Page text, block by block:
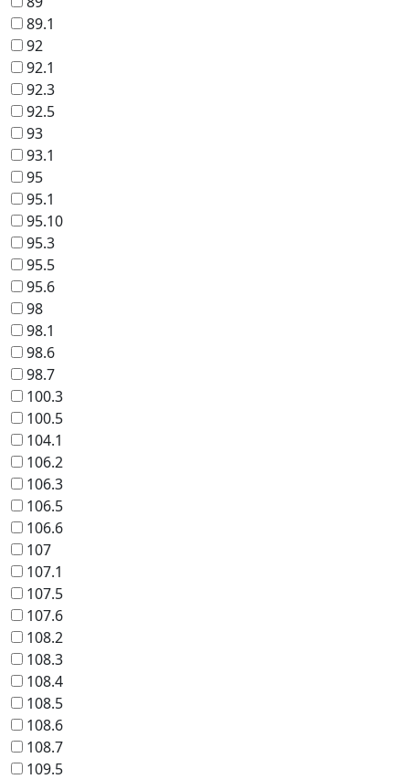
89.1
92
92.1
92.3
92.5
93
93.1
95
95.1
95.10
95.3
95.5
95.6
98
98.1
98.6
98.7
100.3
100.5
104.1
106.2
106.3
106.5
106.6
107
107.1
107.5
107.6
108.2
108.3
108.4
108.5
108.6
108.7
109.5